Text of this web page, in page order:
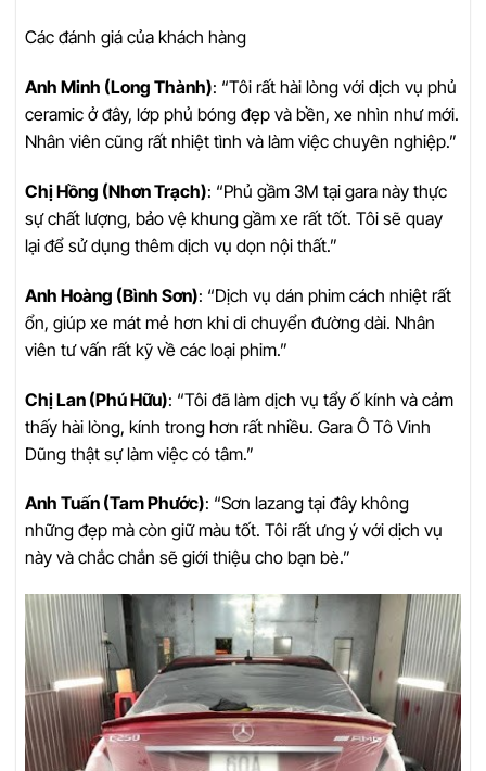
Các đánh giá của khách hàng
Anh Minh (Long Thành): “Tôi rất hài lòng với dịch vụ phủ
ceramic ở đây, lớp phủ bóng đẹp và bền, xe nhìn như mới.
Nhân viên cũng rất nhiệt tình và làm việc chuyên nghiệp.”
Chị Hồng (Nhơn Trạch): “Phủ gầm 3M tại gara này thực
sự chất lượng, bảo vệ khung gầm xe rất tốt. Tôi sẽ quay
lại để sử dụng thêm dịch vụ dọn nội thất.”
Anh Hoàng (Bình Sơn): “Dịch vụ dán phim cách nhiệt rất
ổn, giúp xe mát mẻ hơn khi di chuyển đường dài. Nhân
viên tư vấn rất kỹ về các loại phim.”
Chị Lan (Phú Hữu): “Tôi đã làm dịch vụ tẩy ố kính và cảm
thấy hài lòng, kính trong hơn rất nhiều. Gara Ô Tô Vinh
Dũng thật sự làm việc có tâm.”
Anh Tuấn (Tam Phước): “Sơn lazang tại đây không
những đẹp mà còn giữ màu tốt. Tôi rất ưng ý với dịch vụ
này và chắc chắn sẽ giới thiệu cho bạn bè.”